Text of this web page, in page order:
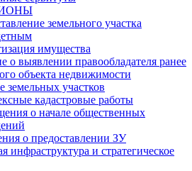
земельного участка
имущества
о выявлении правообладателя ранее
объекта недвижимости
земельных участков
кадастровые работы
о начале общественных
о предоставлении ЗУ
инфраструктура и стратегическое